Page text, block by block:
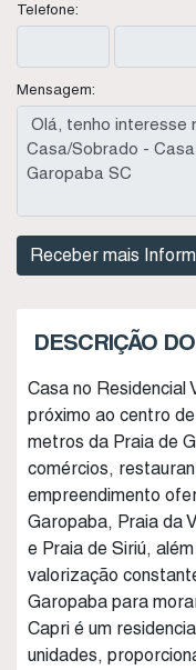
Telefone:
Mensagem:
DESCRIÇÃO
Casa no Residencial
próximo ao centro
metros da Praia de
comércios,
empreendimento
Garopaba, Praia da
e Praia de Siriú,
valorização
Garopaba para
Capri é um
unidades,